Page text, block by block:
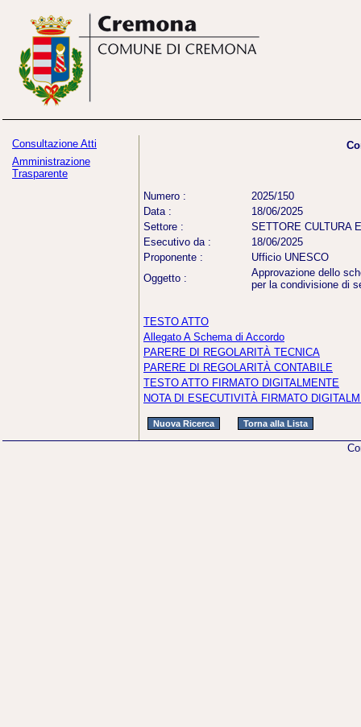
Numero :
2025/150
Data :
18/06/2025
Settore :
SETTORE CULTURA
Esecutivo da :
18/06/2025
Proponente :
Ufficio UNESCO
Oggetto :
Approvazione dello
per la condivisione di
TESTO ATTO
Allegato A Schema di Accordo
PARERE DI REGOLARITÀ TECNICA
PARERE DI REGOLARITÀ CONTABILE
TESTO ATTO FIRMATO DIGITALMENTE
NOTA DI ESECUTIVITÀ FIRMATO
Consultazione Atti
Amministrazione
Trasparente